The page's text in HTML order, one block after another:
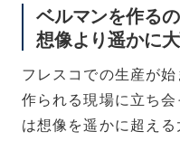
ベルマンを作る
想像より遥かに
フレスコでの生産が
作られる現場に立ち
は想像を遥かに超え